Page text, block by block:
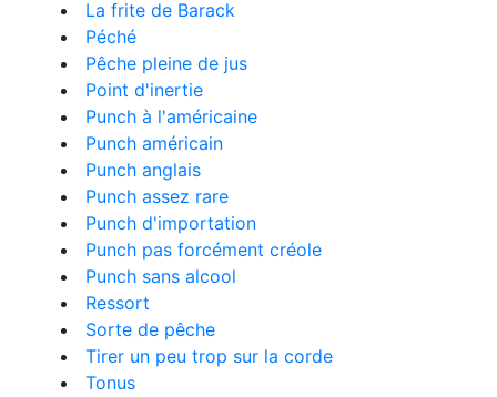
La frite de Barack
Péché
Pêche pleine de jus
Point d'inertie
Punch à l'américaine
Punch américain
Punch anglais
Punch assez rare
Punch d'importation
Punch pas forcément créole
Punch sans alcool
Ressort
Sorte de pêche
Tirer un peu trop sur la corde
Tonus